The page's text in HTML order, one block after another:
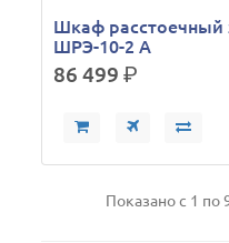
Шкаф расстоечный
ШРЭ-10-2 А
86 499р.
Показано с 1 по